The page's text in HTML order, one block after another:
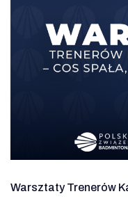
Warsztaty Trenerów